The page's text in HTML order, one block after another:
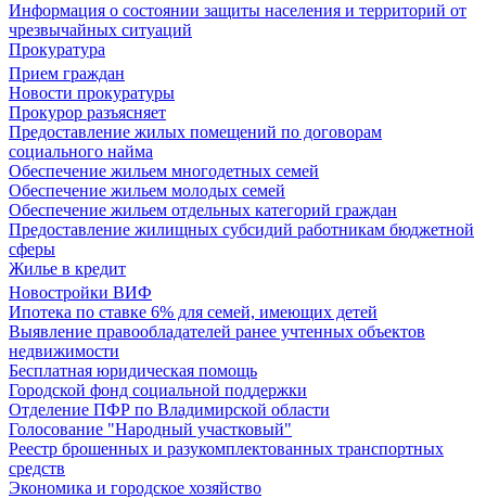
Информация о состоянии защиты населения и территорий от
чрезвычайных ситуаций
Прокуратура
Прием граждан
Новости прокуратуры
Прокурор разъясняет
Предоставление жилых помещений по договорам
социального найма
Обеспечение жильем многодетных семей
Обеспечение жильем молодых семей
Обеспечение жильем отдельных категорий граждан
Предоставление жилищных субсидий работникам бюджетной
сферы
Жилье в кредит
Новостройки ВИФ
Ипотека по ставке 6% для семей, имеющих детей
Выявление правообладателей ранее учтенных объектов
недвижимости
Бесплатная юридическая помощь
Городской фонд социальной поддержки
Отделение ПФР по Владимирской области
Голосование "Народный участковый"
Реестр брошенных и разукомплектованных транспортных
средств
Экономика и городское хозяйство